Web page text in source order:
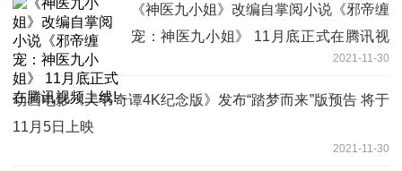
《神医九小姐》改编自掌阅小说《邪帝缠
宠：神医九小姐》 11月底正式在腾讯视
2021-11-30
动画电影《天书奇谭4K纪念版》发布“踏梦而来”版预告 将于
11月5日上映
2021-11-30